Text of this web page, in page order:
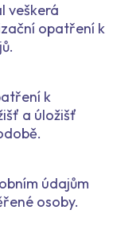
veškerá
opatření k
k
a úložišť
údajům
osoby.